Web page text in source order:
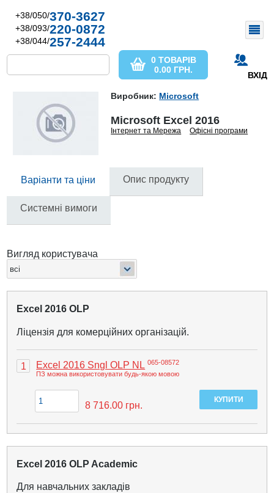
+38/050/370-3627
+38/093/220-0872
+38/044/257-2444
ВХІД
0 ТОВАРІВ
0.00 ГРН.
Виробник: Microsoft
Microsoft Excel 2016
Інтернет та Мережа Офісні програми
Варіанти та ціни Опис продукту
Системні вимоги
Вигляд користувача
Excel 2016 OLP
Ліцензія для комерційних організацій.
1 Excel 2016 Sngl OLP NL 065-08572
ПЗ можна використовувати будь-якою мовою
8 716.00 грн.
Excel 2016 OLP Academic
Для навчальних закладів